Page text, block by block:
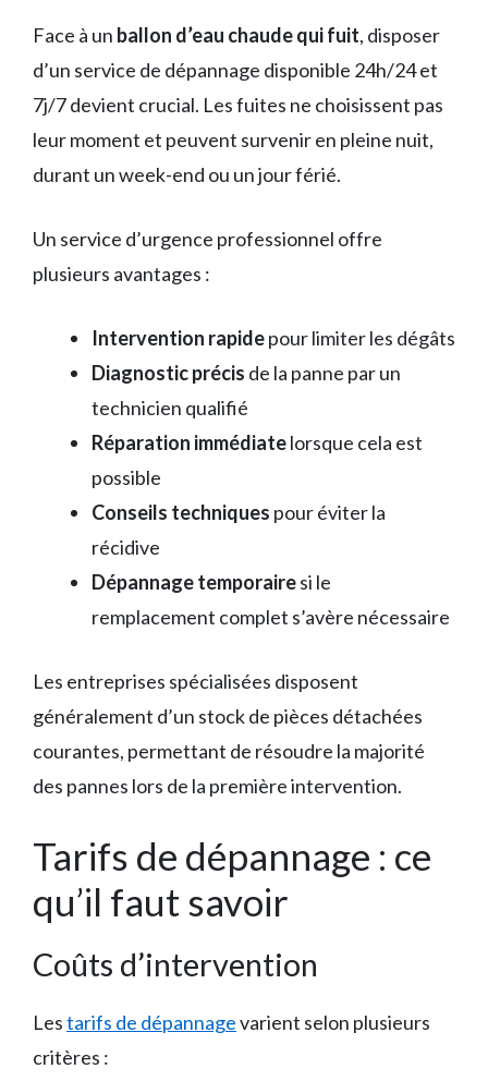
Face à un ballon d’eau chaude qui fuit, disposer
d’un service de dépannage disponible 24h/24 et
7j/7 devient crucial. Les fuites ne choisissent pas
leur moment et peuvent survenir en pleine nuit,
durant un week-end ou un jour férié.
Un service d’urgence professionnel offre
plusieurs avantages :
Intervention rapidepour limiter les dégâts
Diagnostic précis de la panne par un
technicien qualifié
Réparation immédiatelorsque cela est
possible
Conseils techniques pour éviter la
récidive
Dépannage temporairesi le
remplacement complet s’avère nécessaire
Les entreprises spécialisées disposent
généralement d’un stock de pièces détachées
courantes, permettant de résoudre la majorité
des pannes lors de la première intervention.
Tarifs de dépannage : ce
qu’il faut savoir
Coûts d’intervention
Lestarifs de dépannagevarient selon plusieurs
critères :